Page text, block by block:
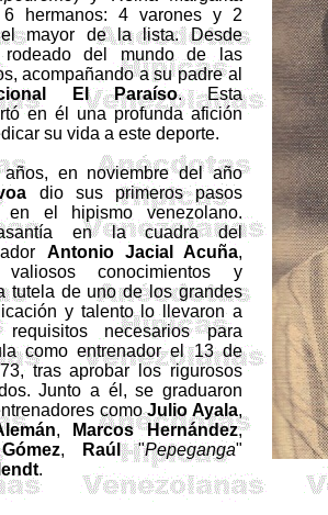
hermanos: 4 varones y 2
el mayor de la lista. Desde
del mundo de las
acompañando a su padre al
El Paraíso. Esta
en él una profunda afición
su vida a este deporte.
en noviembre del año
dio sus primeros pasos
en el hipismo venezolano.
en la cuadra del
Antonio Jacial Acuña,
conocimientos y
tutela de uno de los grandes
y talento lo llevaron a
necesarios para
como entrenador el 13 de
tras aprobar los rigurosos
Junto a él, se graduaron
comoJulio Ayala,
, Marcos Hernández,
Gómez, Raúl "Pepeganga"
.